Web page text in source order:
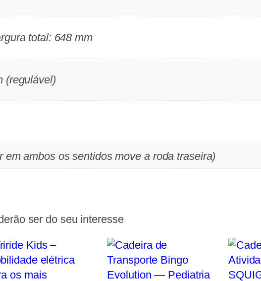
total: 648 mm
(regulável)
em ambos os sentidos move a roda traseira)
ser do seu interesse